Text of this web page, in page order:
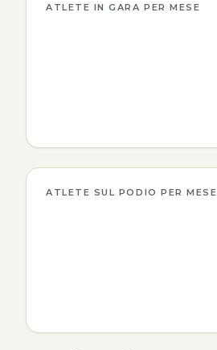
ATLETE IN GARA PER MESE
ATLETE SUL PODIO PER MESE